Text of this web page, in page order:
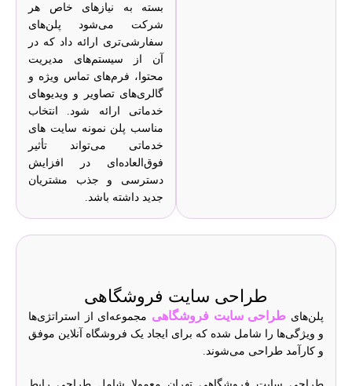
بسته به نیازهای خاص هر
شرکت می‌شود پلن‌های
سفارشی‌تری ارائه داد که در
آن از سیستم‌های مدیریت
محتوا، فرم‌های تماس ویژه و
گالری‌های تصاویر و ویدیوهای
خدماتی ارائه شود. انتخاب
مناسب پلن نمونه سایت های
خدماتی می‌تواند تأثیر
فوق‌العاده‌ای در افزایش
دسترسی و جذب مشتریان
جدید داشته باشد.
طراحی سایت فروشگاهی
پلن‌های طراحی سایت فروشگاهی مجموعه‌ای از استراتژی‌ها
و ویژگی‌ها را شامل شده که برای ایجاد یک فروشگاه آنلاین موفق
و کارآمد طراحی می‌شوند.
طراحی سایت فروشگاهی تهران معمولا شامل طراحی رابط